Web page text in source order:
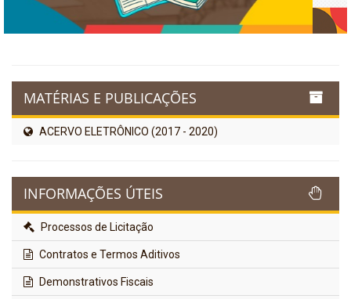
MATÉRIAS E PUBLICAÇÕES
ACERVO ELETRÔNICO (2017 - 2020)
INFORMAÇÕES ÚTEIS
Processos de Licitação
Contratos e Termos Aditivos
Demonstrativos Fiscais